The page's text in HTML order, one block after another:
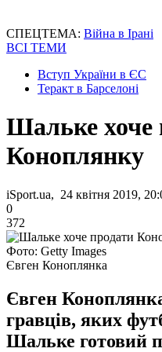
СПЕЦТЕМА: Війна в Ірані
ВСІ ТЕМИ
Вступ України в ЄС
Теракт в Барселоні
Шальке хоче
Коноплянку
iSport.ua, 24 квітня 2019,
0
372
Фото: Getty Images
Євген Коноплянка
Євген
гравців, яких
Шальке готовий